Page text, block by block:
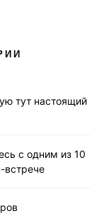
тут настоящий
с одним из 10
встрече